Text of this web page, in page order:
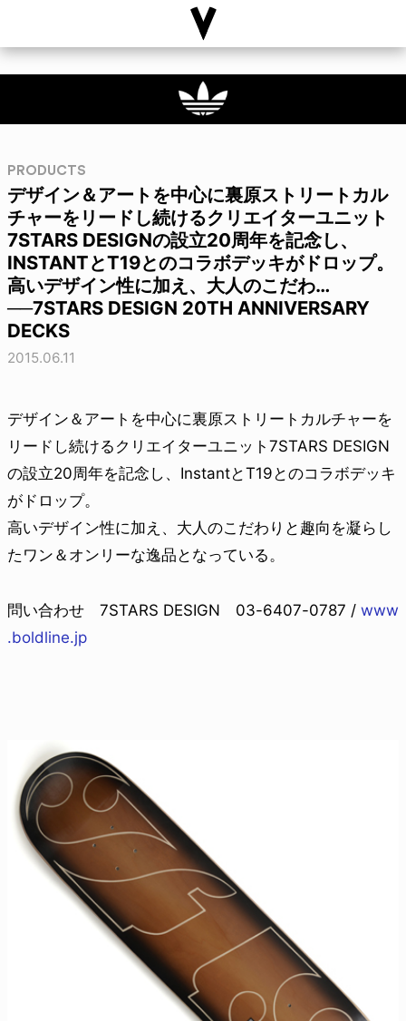
PRODUCTS
デザイン＆アートを中心に裏原ストリートカル
チャーをリードし続けるクリエイターユニット
7STARS DESIGNの設立20周年を記念し、
INSTANTとT19とのコラボデッキがドロップ。
高いデザイン性に加え、大人のこだわ…
──7STARS DESIGN 20TH ANNIVERSARY
DECKS
2015.06.11
デザイン＆アートを中心に裏原ストリートカルチャーを
リードし続けるクリエイターユニット7STARS DESIGN
の設立20周年を記念し、InstantとT19とのコラボデッキ
がドロップ。
高いデザイン性に加え、大人のこだわりと趣向を凝らし
たワン＆オンリーな逸品となっている。
問い合わせ 7STARS DESIGN 03-6407-0787 / www
.boldline.jp